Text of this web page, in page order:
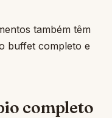
também têm
buffet completo e
completo